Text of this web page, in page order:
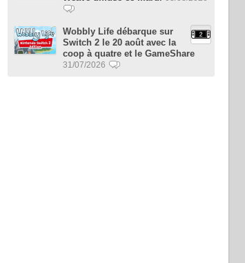
Wobbly Life débarque sur
Switch 2 le 20 août avec la
coop à quatre et le GameShare
31/07/2026